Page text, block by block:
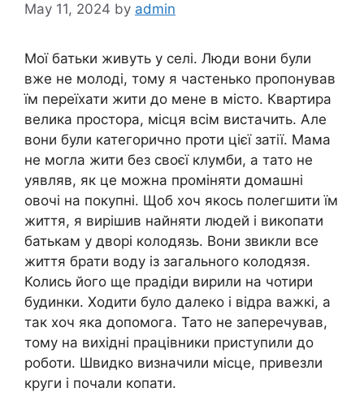
May 11, 2024 by admin
Мої батьки живуть у селі. Люди вони були
вже не молоді, тому я частенько пропонував
їм переїхати жити до мене в місто. Квартира
велика простора, місця всім вистачить. Але
вони були категорично проти цієї затії. Мама
не могла жити без своєї клумби, а тато не
уявляв, як це можна проміняти домашні
овочі на покупні. Щоб хоч якось полегшити їм
життя, я вирішив найняти людей і викопати
батькам у дворі колодязь. Вони звикли все
життя брати воду із загального колодязя.
Колись його ще прадіди вирили на чотири
будинки. Ходити було далеко і відра важкі, а
так хоч яка допомога. Тато не заперечував,
тому на вихідні працівники приступили до
роботи. Швидко визначили місце, привезли
круги і почали копати.